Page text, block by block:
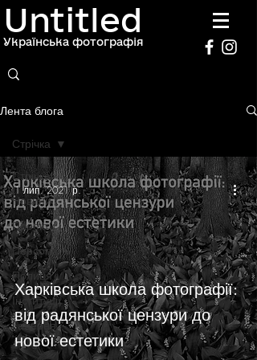
Untitled
Українська фотографія
Лента блога
Стрічка
Новини
Проекти
Персоналії
Полиця
Інституції
Галерея
Стрічка
Харківська школа фотографії:
від радянської цензури до
нової естетики
1 лип. 2021 р.